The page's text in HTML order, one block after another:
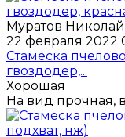
Муратов
22 февраля 2022
Стамеска
гвоздодер,...
Хорошая
На вид прочная,